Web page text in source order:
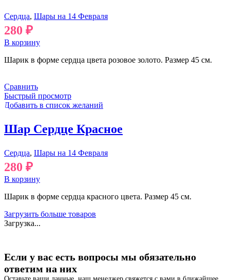
Сердца, Шары на 14 Февраля
280 ₽
В корзину
Шарик в форме сердца цвета розовое золото. Размер 45 см.
Сравнить
Быстрый просмотр
Добавить в список желаний
Шар Сердце Красное
Сердца, Шары на 14 Февраля
280 ₽
В корзину
Шарик в форме сердца красного цвета. Размер 45 см.
Загрузить больше товаров
Загрузка...
Если у вас есть вопросы мы обязательно
ответим на них